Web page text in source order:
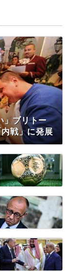
」ブリトー
戦」に発展